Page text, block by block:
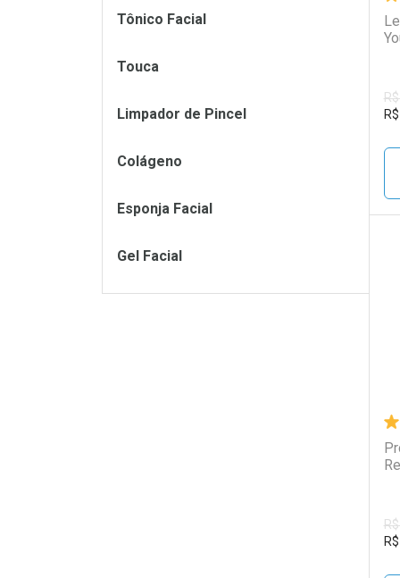
R$
R$
Tônico Facial
Touca
Limpador de Pincel
Colágeno
Esponja Facial
Gel Facial